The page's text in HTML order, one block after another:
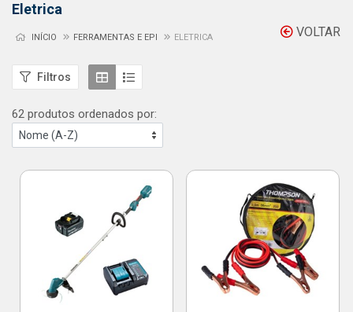
Eletrica
VOLTAR
INÍCIO FERRAMENTAS E EPI ELETRICA
Filtros
62 produtos ordenados por: